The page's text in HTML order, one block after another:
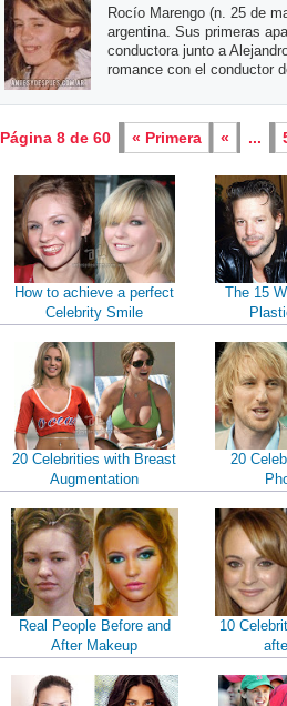
Rocío Marengo (n. 25 de
argentina. Sus primeras
conductora junto a
romance con el conductor
Página 8 de 60 « Primera « ...
How to achieve a perfect
Celebrity Smile
The 15
20 Celebrities with Breast
Augmentation
20
Real People Before and
After Makeup
10